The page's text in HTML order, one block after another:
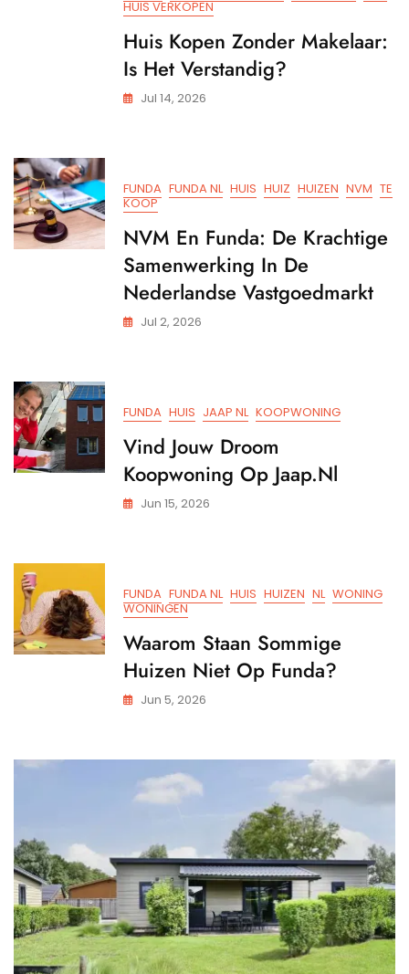
HUIS VERKOPEN
Huis Kopen Zonder Makelaar:
Is Het Verstandig?
Jul 14, 2026
FUNDA FUNDA NL HUIS HUIZ HUIZEN NVM TE
KOOP
NVM En Funda: De Krachtige
Samenwerking In De
Nederlandse Vastgoedmarkt
Jul 2, 2026
FUNDA HUIS JAAP NL KOOPWONING
Vind Jouw Droom
Koopwoning Op Jaap.nl
Jun 15, 2026
FUNDA FUNDA NL HUIS HUIZEN NL WONING
WONINGEN
Waarom Staan Sommige
Huizen Niet Op Funda?
Jun 5, 2026